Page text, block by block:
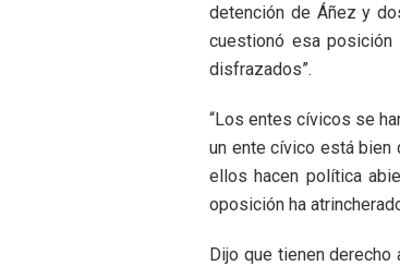
detención de Áñez y
cuestionó esa posición
disfrazados”.
“Los entes cívicos se
un ente cívico está bien
ellos hacen política
oposición ha
Dijo que tienen